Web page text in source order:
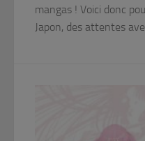
mangas ! Voici donc
Japon, des attentes